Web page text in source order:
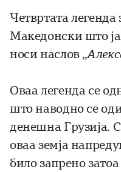
Четвртата
Македонски што
носи наслов „
Оваа легенда се
што наводно се
денешна Грузија.
оваа земја
било зап­ре­но